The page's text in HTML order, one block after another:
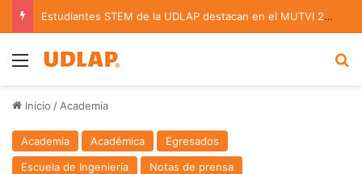
Estudiantes STEM de la UDLAP destacan en el MUTVI 2026
Menu
Inicio / Academia
Academia Académica
Egresados
Escuela de Ingeniería
Notas de prensa